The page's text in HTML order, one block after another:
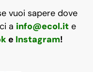
vuoi sapere dove
a info@ecol.it e
e Instagram!